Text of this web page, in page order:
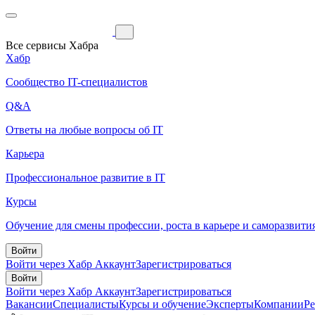
Все сервисы Хабра
Хабр
Сообщество IT-специалистов
Q&A
Ответы на любые вопросы об IT
Карьера
Профессиональное развитие в IT
Курсы
Обучение для смены профессии, роста в карьере и
Войти
Войти через Хабр АккаунтЗарегистрироваться
Войти
Войти через Хабр АккаунтЗарегистрироваться
ВакансииСпециалистыКурсы и обучениеЭкспертыКомпании